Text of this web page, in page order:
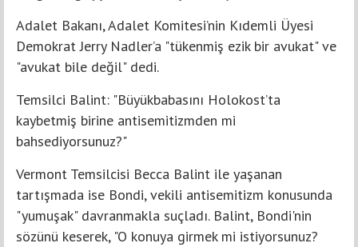
Adalet Bakanı, Adalet Komitesi’nin Kıdemli Üyesi
Demokrat Jerry Nadler’a "tükenmiş ezik bir avukat" ve
"avukat bile değil" dedi.
Temsilci Balint: "Büyükbabasını Holokost’ta
kaybetmiş birine antisemitizmden mi
bahsediyorsunuz?"
Vermont Temsilcisi Becca Balint ile yaşanan
tartışmada ise Bondi, vekili antisemitizm konusunda
"yumuşak" davranmakla suçladı. Balint, Bondi'nin
sözünü keserek, "O konuya girmek mi istiyorsunuz?